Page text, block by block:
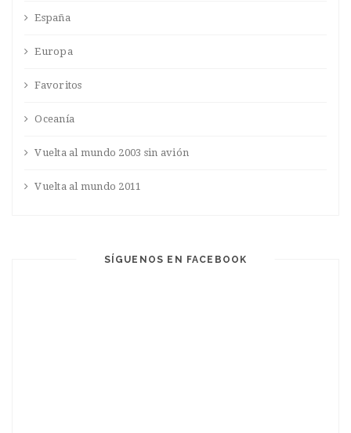
España
Europa
Favoritos
Oceanía
Vuelta al mundo 2003 sin avión
Vuelta al mundo 2011
SÍGUENOS EN FACEBOOK